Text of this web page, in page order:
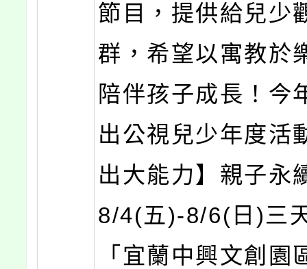
節目，提供給兒少
群，希望以寓教於
陪伴孩子成長！今
出公視兒少年度活
出大能力】親子永
8/4(五)-8/6(日)三
「宜蘭中興文創園